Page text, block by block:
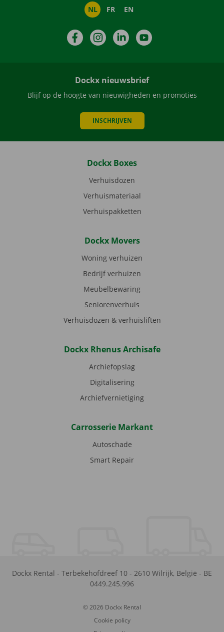
NL FR EN
FacebookInstagramLinkedIn
Dockx nieuwsbrief
Blijf op de hoogte van nieuwigheden en promoties
INSCHRIJVEN
Dockx Boxes
Verhuisdozen
Verhuismateriaal
Verhuispakketten
Dockx Movers
Woning verhuizen
Bedrijf verhuizen
Meubelbewaring
Seniorenverhuis
Verhuisdozen & verhuisliften
Dockx Rhenus Archisafe
Archiefopslag
Digitalisering
Archiefvernietiging
Carrosserie Markant
Autoschade
Smart Repair
Dockx Rental - Terbekehofdreef 10 - 2610 Wilrijk, België - BE
0449.245.996
© 2026 Dockx Rental
Cookie policy